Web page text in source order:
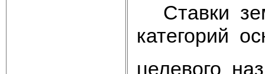
Ставки
категорий
целевого